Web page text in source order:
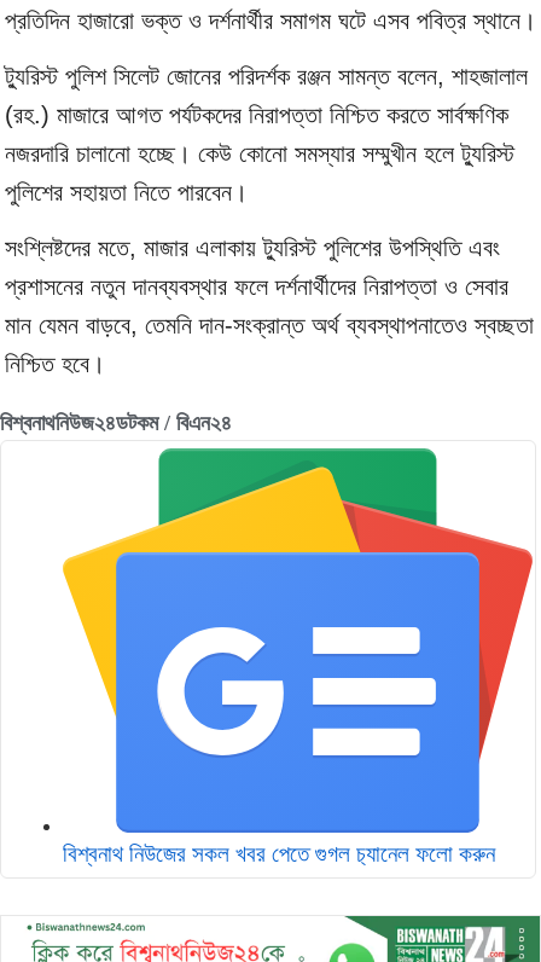
প্রতিদিন হাজারো ভক্ত ও দর্শনার্থীর সমাগম ঘটে এসব পবিত্র স্থানে।
ট্যুরিস্ট পুলিশ সিলেট জোনের পরিদর্শক রঞ্জন সামন্ত বলেন, শাহজালাল
(রহ.) মাজারে আগত পর্যটকদের নিরাপত্তা নিশ্চিত করতে সার্বক্ষণিক
নজরদারি চালানো হচ্ছে। কেউ কোনো সমস্যার সম্মুখীন হলে ট্যুরিস্ট
পুলিশের সহায়তা নিতে পারবেন।
সংশ্লিষ্টদের মতে, মাজার এলাকায় ট্যুরিস্ট পুলিশের উপস্থিতি এবং
প্রশাসনের নতুন দানব্যবস্থার ফলে দর্শনার্থীদের নিরাপত্তা ও সেবার
মান যেমন বাড়বে, তেমনি দান-সংক্রান্ত অর্থ ব্যবস্থাপনাতেও স্বচ্ছতা
নিশ্চিত হবে।
বিশ্বনাথনিউজ২৪ডটকম / বিএন২৪
বিশ্বনাথ নিউজের সকল খবর পেতে গুগল চ‌্যানেল ফলো করুন